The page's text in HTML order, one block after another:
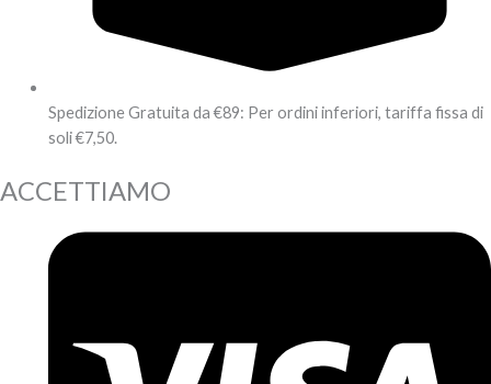
Spedizione Gratuita da €89: Per ordini inferiori, tariffa fissa di
soli €7,50.
ACCETTIAMO